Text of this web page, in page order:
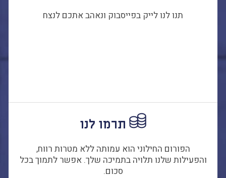
תנו לנו לייק בפייסבוק ונאהב אתכם לנצח
תרמו לנו
הפורום החילוני הוא עמותה ללא מטרות רווח,
והפעילות שלנו תלויה בתמיכה שלך. אפשר לתמוך בכל
סכום.